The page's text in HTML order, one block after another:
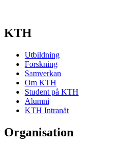
KTH
Utbildning
Forskning
Samverkan
Om KTH
Student på KTH
Alumni
KTH Intranät
Organisation